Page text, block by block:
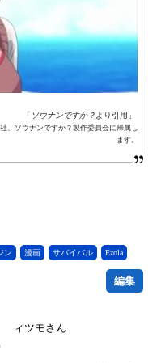
「 ソウナンですか？より引用」
、ソウナンですか？製作委員会に帰属し
ます。
ン 漫画 サバイバル Ezola
編集
ィツモさん